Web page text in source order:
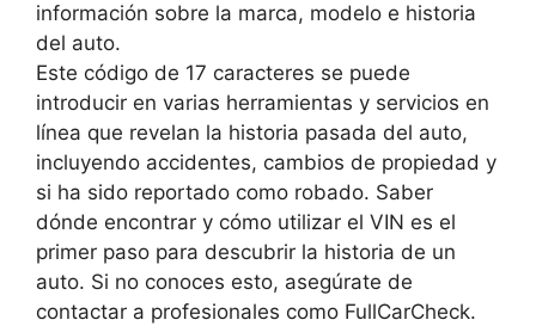
información sobre la marca, modelo e historia
del auto.
Este código de 17 caracteres se puede
introducir en varias herramientas y servicios en
línea que revelan la historia pasada del auto,
incluyendo accidentes, cambios de propiedad y
si ha sido reportado como robado. Saber
dónde encontrar y cómo utilizar el VIN es el
primer paso para descubrir la historia de un
auto. Si no conoces esto, asegúrate de
contactar a profesionales como FullCarCheck.